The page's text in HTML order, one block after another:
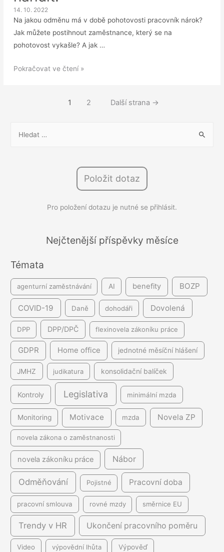
14. 10. 2022
Na jakou odměnu má v době pohotovosti pracovník nárok?
Jak můžete postihnout zaměstnance, který se na
pohotovost vykašle? A jak …
Pracovní
Pokračovat ve čtení »
Stránkování1 2 Další strana →
í
Položit dotaz
Pro položení dotazu je nutné se přihlásit.
Nejčtenější příspěvky měsíce
Témata
agenturní zaměstnávání AI benefity BOZP
COVID-19 Daně dohodáři Dovolená
DPP DPP/DPČ flexinovela zákoníku práce
GDPR Home office jednotné měsíční hlášení
JMHZ judikatura konsolidační balíček
Kontroly Legislativa minimální mzda
Monitoring Motivace mzda Novela ZP
novela zákona o zaměstnanosti
novela zákoníku práce Nábor
Odměňování Pojistné Pracovní doba
pracovní smlouva rovné mzdy směrnice EU
Trendy v HR Ukončení pracovního poměru
Video výpovědní lhůta Výpověď